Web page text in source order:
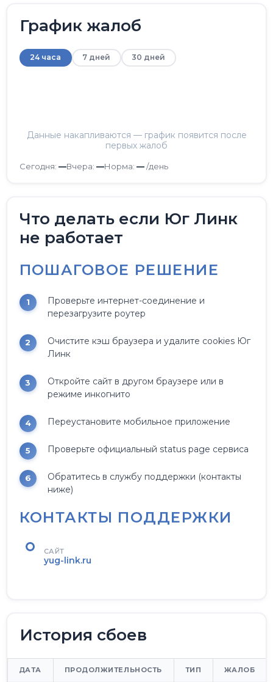
График жалоб
24 часа 7 дней 30 дней
Данные накапливаются — график появится после
первых жалоб
Сегодня: —Вчера: —Норма: —/день
Что делать если Юг Линк
не работает
ПОШАГОВОЕ РЕШЕНИЕ
Проверьте интернет-соединение и
перезагрузите роутер
Очистите кэш браузера и удалите cookies Юг
Линк
Откройте сайт в другом браузере или в
режиме инкогнито
Переустановите мобильное приложение
Проверьте официальный status page сервиса
Обратитесь в службу поддержки (контакты
ниже)
КОНТАКТЫ ПОДДЕРЖКИ
САЙТ
yug-link.ru
История сбоев
ДАТА ПРОДОЛЖИТЕЛЬНОСТЬ ТИП ЖАЛОБ